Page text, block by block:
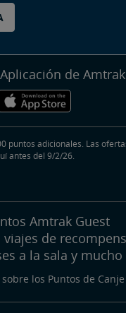
de
puntos adicionales. Las
antes del 9/2/26.
Amtrak Guest
viajes de
a la sala y mucho
los Puntos de Canje